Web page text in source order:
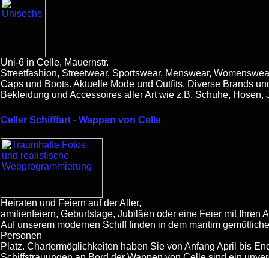
Uni-6 in Celle, Mauernstr.
Streetfashion, Streetwear, Sportswear, Menswear,
Caps und Boots. Aktuelle Mode und Outfits. Diverse Brands
Bekleidung und Accessoires aller Art wie z.B. Schuhe, Hosen,
Celler Schifffart - Wappen von Celle
Heiraten und Feiern auf der Aller,
amilienfeiern, Geburtstage, Jubiläen oder eine Feier mit Ihren
Auf unserem modernen Schiff finden in dem maritim
Personen
Platz. Chartermöglichkeiten haben Sie von Anfang April bis